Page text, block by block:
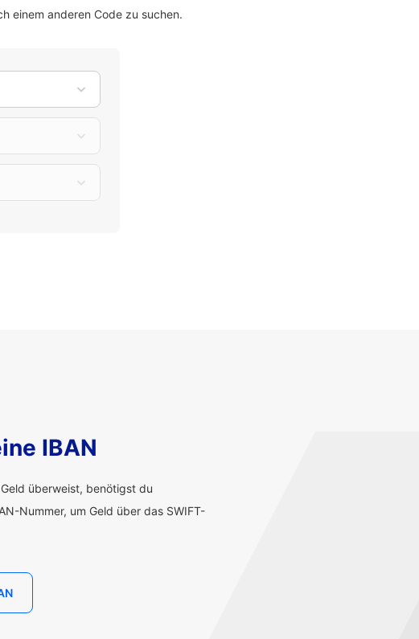
einem anderen Code zu suchen.
IBAN
überweist, benötigst du
Nummer, um Geld über das SWIFT-